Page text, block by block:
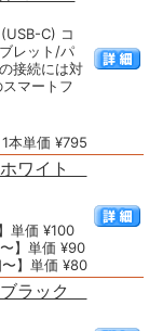
C) コ
レット/パ
接続には対
マートフ
1本単価 ¥795
ホワイト
単価 ¥100
〜】単価 ¥90
〜】単価 ¥80
ブラック